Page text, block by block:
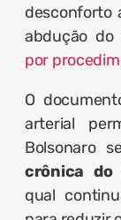
desconforto
abdução do
por
O
arterial
Bolsonaro
crônica do
qual